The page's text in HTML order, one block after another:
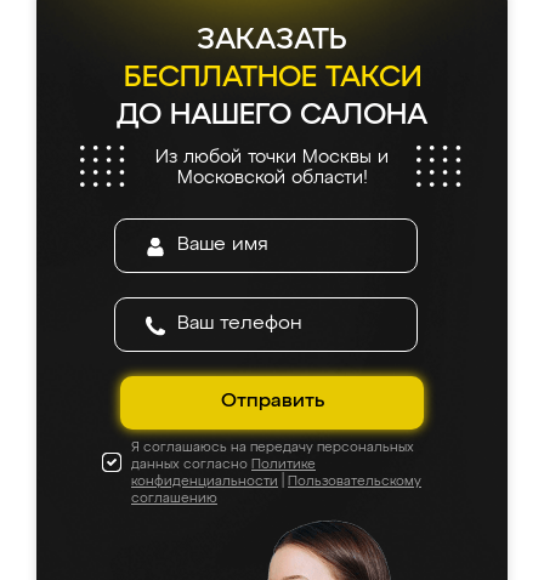
ЗАКАЗАТЬ
БЕСПЛАТНОЕ ТАКСИ
ДО НАШЕГО САЛОНА
Из любой точки Москвы и
Московской области!
Отправить
Я соглашаюсь на передачу персональных
данных согласно Политике
конфиденциальности
Пользовательскому
соглашению